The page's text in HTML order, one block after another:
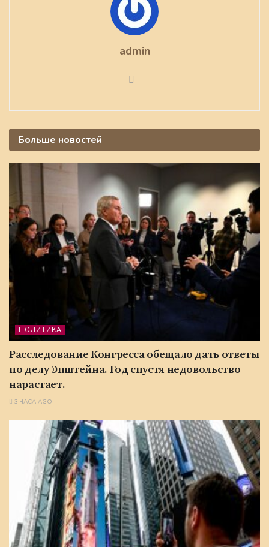
admin
Больше новостей
ПОЛИТИКА
Расследование Конгресса обещало дать ответы
по делу Эпштейна. Год спустя недовольство
нарастает.
3 ЧАСА AGO